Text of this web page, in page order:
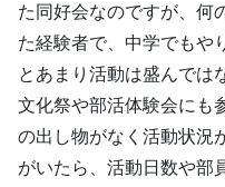
た同好会なのですが、何
た経験者で、中学でもや
とあまり活動は盛んでは
文化祭や部活体験会にも
の出し物がなく活動状況
がいたら、活動日数や部